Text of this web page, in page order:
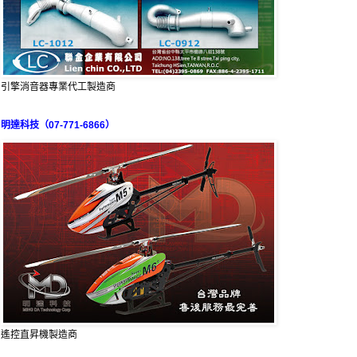
引擎消音器專業代工製造商
明達科技（07-771-6866）
遙控直昇機製造商